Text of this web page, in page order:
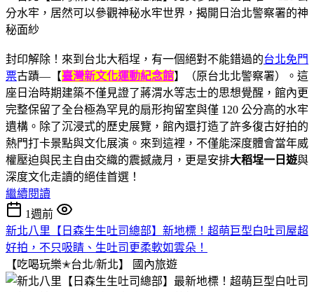
封印解除！來到台北大稻埕，有一個絕對不能錯過的台北免門
票古蹟—【臺灣新文化運動紀念館】（原台北北警察署）。這
座日治時期建築不僅見證了蔣渭水等志士的思想覺醒，館內更
完整保留了全台極為罕見的扇形拘留室與僅 120 公分高的水牢
遺構。除了沉浸式的歷史展覽，館內還打造了許多復古好拍的
熱門打卡景點與文化展演。來到這裡，不僅能深度體會當年威
權壓迫與民主自由交織的震撼歲月，更是安排大稻埕一日遊與
深度文化走讀的絕佳首選！
繼續閱讀
1週前
新北八里【日森生生吐司總部】新地標！超萌巨型白吐司屋超
好拍，不只吸睛、生吐司更柔軟如雲朵！
【吃喝玩樂✭台北/新北】
國內旅遊